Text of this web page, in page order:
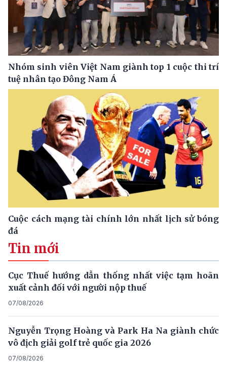
Nhóm sinh viên Việt Nam giành top 1 cuộc thi trí
tuệ nhân tạo Đông Nam Á
Cuộc cách mạng tài chính lớn nhất lịch sử bóng
đá
Tin mới
Cục Thuế hướng dẫn thống nhất việc tạm hoãn
xuất cảnh đối với người nộp thuế
07/08/2026
Nguyễn Trọng Hoàng và Park Ha Na giành chức
vô địch giải golf trẻ quốc gia 2026
07/08/2026